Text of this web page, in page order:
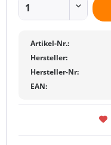
Artikel-Nr.:
Hersteller:
Hersteller-Nr:
EAN: